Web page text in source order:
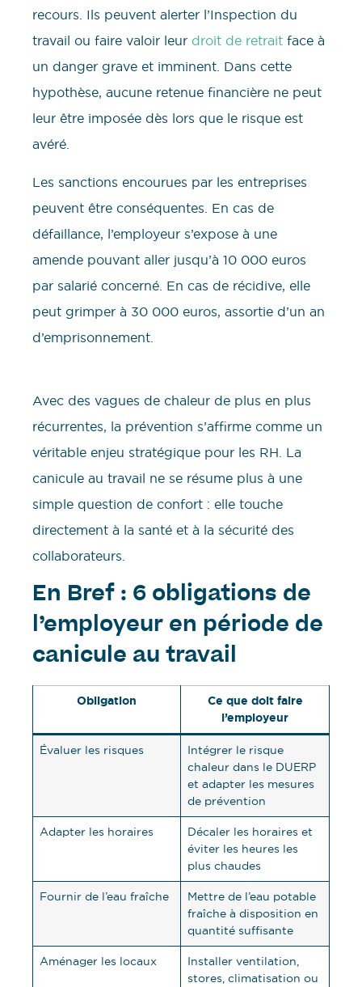
recours. Ils peuvent alerter l’Inspection du
travail ou faire valoir leur droit de retrait face à
un danger grave et imminent. Dans cette
hypothèse, aucune retenue financière ne peut
leur être imposée dès lors que le risque est
avéré.
Les sanctions encourues par les entreprises
peuvent être conséquentes. En cas de
défaillance, l’employeur s’expose à une
amende pouvant aller jusqu’à 10 000 euros
par salarié concerné. En cas de récidive, elle
peut grimper à 30 000 euros, assortie d’un an
d’emprisonnement.
Avec des vagues de chaleur de plus en plus
récurrentes, la prévention s’affirme comme un
véritable enjeu stratégique pour les RH. La
canicule au travail ne se résume plus à une
simple question de confort : elle touche
directement à la santé et à la sécurité des
collaborateurs.
En Bref : 6 obligations de
l’employeur en période de
canicule au travail
Obligation
Ce que doit faire
l’employeur
Évaluer les risques
Intégrer le risque
chaleur dans le DUERP
et adapter les mesures
de prévention
Adapter les horaires
Décaler les horaires et
éviter les heures les
plus chaudes
Fournir de l’eau fraîche
Mettre de l’eau potable
fraîche à disposition en
quantité suffisante
Aménager les locaux
Installer ventilation,
stores, climatisation ou